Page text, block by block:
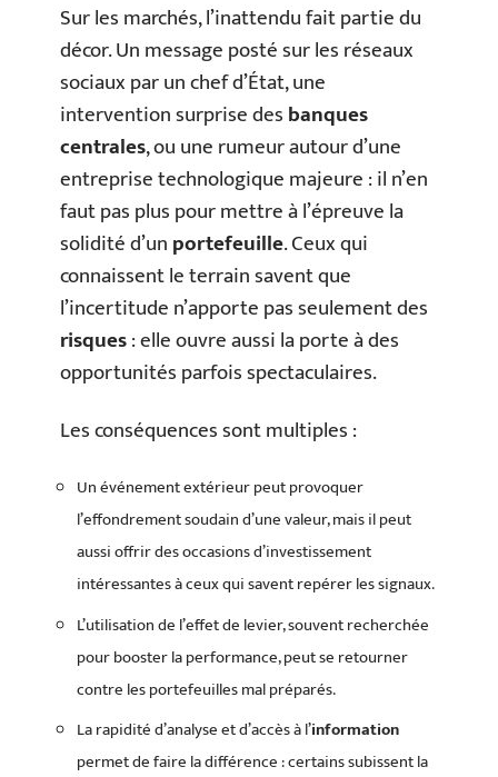
Sur les marchés, l’inattendu fait partie du
décor. Un message posté sur les réseaux
sociaux par un chef d’État, une
intervention surprise desbanques
centrales, ou une rumeur autour d’une
entreprise technologique majeure : il n’en
faut pas plus pour mettre à l’épreuve la
solidité d’unportefeuille. Ceux qui
connaissent le terrain savent que
l’incertitude n’apporte pas seulement des
risques: elle ouvre aussi la porte à des
opportunités parfois spectaculaires.
Les conséquences sont multiples :
Un événement extérieur peut provoquer
l’effondrement soudain d’une valeur, mais il peut
aussi offrir des occasions d’investissement
intéressantes à ceux qui savent repérer les signaux.
L’utilisation de l’effet de levier, souvent recherchée
pour booster la performance, peut se retourner
contre les portefeuilles mal préparés.
La rapidité d’analyse et d’accès à l’information
permet de faire la différence : certains subissent la